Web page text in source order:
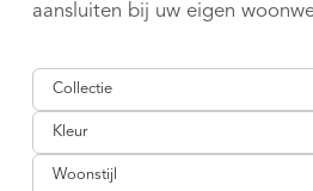
aansluiten bij uw eigen